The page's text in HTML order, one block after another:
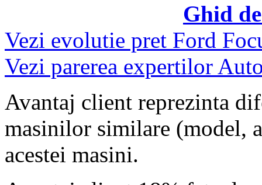
Ghid
Vezi evolutie pret Ford
Vezi parerea expertilor
Avantaj client reprezinta
masinilor similare (model,
acestei masini.